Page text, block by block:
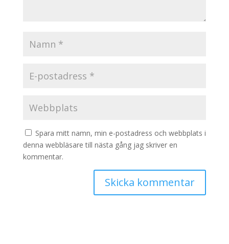
Spara mitt namn, min e-postadress och webbplats i
denna webbläsare till nästa gång jag skriver en
kommentar.